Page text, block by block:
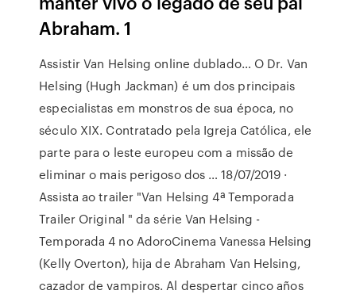
Abraham. 1
Assistir Van Helsing online dublado… O Dr. Van
Helsing (Hugh Jackman) é um dos principais
especialistas em monstros de sua época, no
século XIX. Contratado pela Igreja Católica, ele
parte para o leste europeu com a missão de
eliminar o mais perigoso dos … 18/07/2019 ·
Assista ao trailer "Van Helsing 4ª Temporada
Trailer Original " da série Van Helsing -
Temporada 4 no AdoroCinema Vanessa Helsing
(Kelly Overton), hija de Abraham Van Helsing,
cazador de vampiros. Al despertar cinco años